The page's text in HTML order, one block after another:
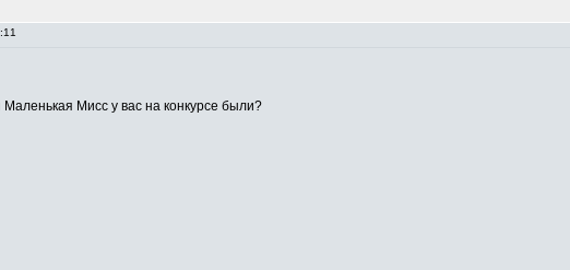
Мисс у вас на конкурсе были?